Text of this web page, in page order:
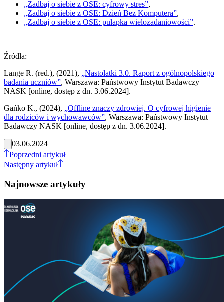
„Zadbaj o siebie z OSE: cyfrowy stres”,
„Zadbaj o siebie z OSE: Dzień Bez Komputera”,
„Zadbaj o siebie z OSE: pułapka wielozadaniowości”.
Źródła:
Lange R. (red.), (2021), „Nastolatki 3.0. Raport z ogólnopolskiego
badania uczniów”, Warszawa: Państwowy Instytut Badawczy
NASK [online, dostęp z dn. 3.06.2024].
Gańko K., (2024), „Offline znaczy zdrowiej. O cyfrowej higienie
dla rodziców i wychowawców”, Warszawa: Państwowy Instytut
Badawczy NASK [online, dostęp z dn. 3.06.2024].
03.06.2024
Poprzedni artykuł
Następny artykuł
Najnowsze artykuły